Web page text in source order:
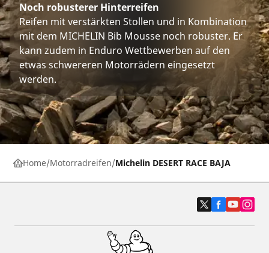
Noch robusterer Hinterreifen
Reifen mit verstärkten Stollen und in Kombination
mit dem MICHELIN Bib Mousse noch robuster. Er
kann zudem in Enduro Wettbewerben auf den
etwas schwereren Motorrädern eingesetzt
werden.
Home Motorradreifen Michelin DESERT RACE BAJA